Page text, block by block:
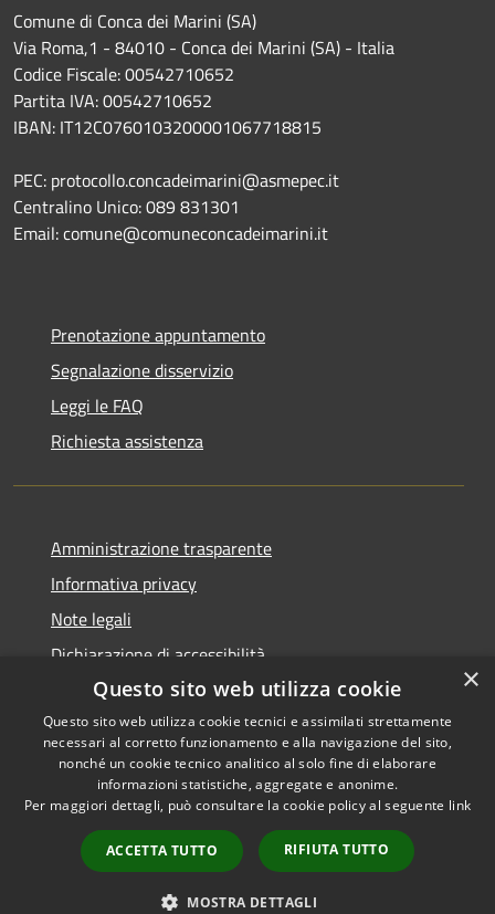
Comune di Conca dei Marini (SA)
Via Roma,1 - 84010 - Conca dei Marini (SA) - Italia
Codice Fiscale: 00542710652
Partita IVA: 00542710652
IBAN: IT12C0760103200001067718815
PEC: protocollo.concadeimarini@asmepec.it
Centralino Unico: 089 831301
Email: comune@comuneconcadeimarini.it
Prenotazione appuntamento
Segnalazione disservizio
Leggi le FAQ
Richiesta assistenza
Amministrazione trasparente
Informativa privacy
Note legali
Dichiarazione di accessibilità
Accessibilità
Privacy
Mappa del sito
Obiettivi di accessibilità
Copyright © 2026 • Comune di
Conca dei Marini • Powered by
Municipium
Accesso
redazione
×
Questo sito web utilizza cookie
Questo sito web utilizza cookie tecnici e assimilati strettamente
necessari al corretto funzionamento e alla navigazione del sito,
nonché un cookie tecnico analitico al solo fine di elaborare
informazioni statistiche, aggregate e anonime.
Per maggiori dettagli, può consultare la cookie policy al seguente link
ACCETTA TUTTO RIFIUTA TUTTO
MOSTRA DETTAGLI